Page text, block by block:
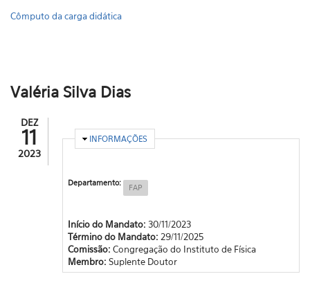
Cômputo da carga didática
Valéria Silva Dias
DEZ
11
2023
OCULTAR
INFORMAÇÕES
Departamento: FAP
Início do Mandato: 30/11/2023
Término do Mandato: 29/11/2025
Comissão: Congregação do Instituto de Física
Membro: Suplente Doutor